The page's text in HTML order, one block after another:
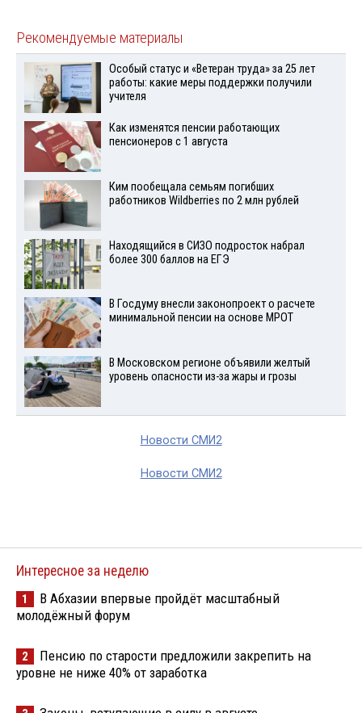
Рекомендуемые материалы
Особый статус и «Ветеран труда» за 25 лет
работы: какие меры поддержки получили
учителя
Как изменятся пенсии работающих
пенсионеров с 1 августа
Ким пообещала семьям погибших
работников Wildberries по 2 млн рублей
Находящийся в СИЗО подросток набрал
более 300 баллов на ЕГЭ
В Госдуму внесли законопроект о расчете
минимальной пенсии на основе МРОТ
В Московском регионе объявили желтый
уровень опасности из-за жары и грозы
Новости СМИ2
Новости СМИ2
Интересное за неделю
1
В Абхазии впервые пройдёт масштабный
молодёжный форум
2
Пенсию по старости предложили закрепить на
уровне не ниже 40% от заработка